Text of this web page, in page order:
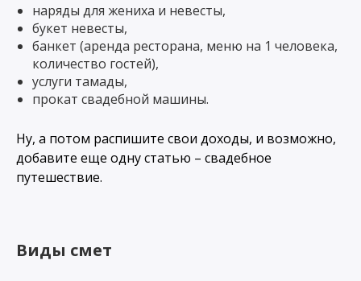
наряды для жениха и невесты,
букет невесты,
банкет (аренда ресторана, меню на 1 человека,
количество гостей),
услуги тамады,
прокат свадебной машины.
Ну, а потом распишите свои доходы, и возможно,
добавите еще одну статью – свадебное
путешествие.
Виды смет